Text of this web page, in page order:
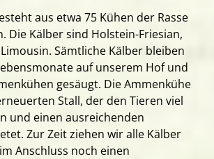
aus etwa 75 Kühen der Rasse
Die Kälber sind Holstein-Friesian,
Sämtliche Kälber bleiben
auf unserem Hof und
gesäugt. Die Ammenkühe
Stall, der den Tieren viel
und einen ausreichenden
Zur Zeit ziehen wir alle Kälber
Anschluss noch einen